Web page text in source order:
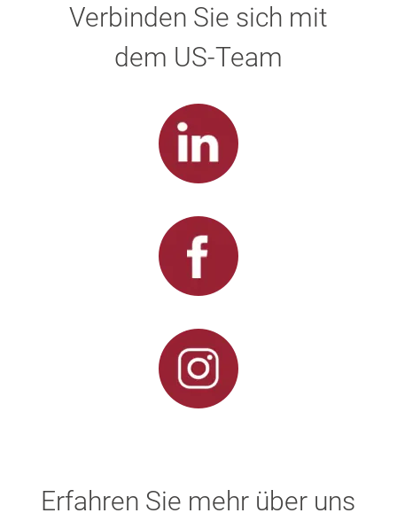
Verbinden Sie sich mit
dem US-Team
Erfahren Sie mehr über uns